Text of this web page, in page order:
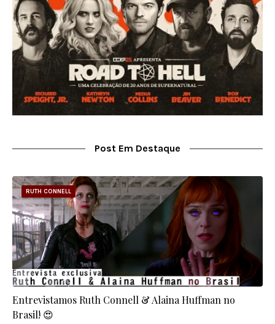
Post Em Destaque
RUTH CONNELL
Entrevistamos Ruth Connell & Alaina Huffman no
Brasil! 😍